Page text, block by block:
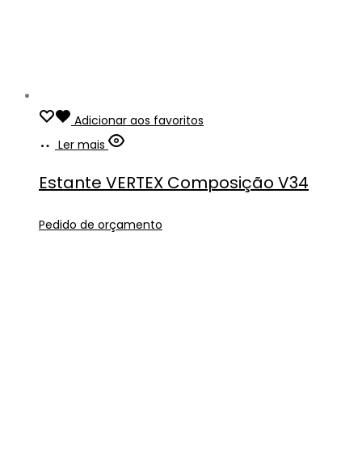
Adicionar aos favoritos
Ler mais
Estante VERTEX Composição V34
Pedido de orçamento